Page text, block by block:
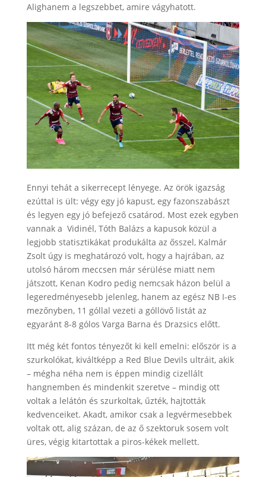
Alighanem a legszebbet, amire vágyhatott.
Ennyi tehát a sikerrecept lényege. Az örök igazság
ezúttal is ült: végy egy jó kapust, egy fazonszabászt
és legyen egy jó befejező csatárod. Most ezek egyben
vannak a Vidinél, Tóth Balázs a kapusok közül a
legjobb statisztikákat produkálta az ősszel, Kalmár
Zsolt úgy is meghatározó volt, hogy a hajrában, az
utolsó három meccsen már sérülése miatt nem
játszott, Kenan Kodro pedig nemcsak házon belül a
legeredményesebb jelenleg, hanem az egész NB I-es
mezőnyben, 11 góllal vezeti a góllövő listát az
egyaránt 8-8 gólos Varga Barna és Drazsics előtt.
Itt még két fontos tényezőt ki kell emelni: először is a
szurkolókat, kiváltképp a Red Blue Devils ultráit, akik
– mégha néha nem is éppen mindig cizellált
hangnemben és mindenkit szeretve – mindig ott
voltak a lelátón és szurkoltak, űzték, hajtották
kedvenceiket. Akadt, amikor csak a legvérmesebbek
voltak ott, alig százan, de az ő szektoruk sosem volt
üres, végig kitartottak a piros-kékek mellett.